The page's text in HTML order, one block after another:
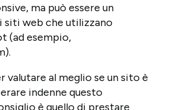
ma può essere un
siti web che utilizzano
(ad esempio,
valutare al meglio se un sito è
indenne questo
è quello di prestare